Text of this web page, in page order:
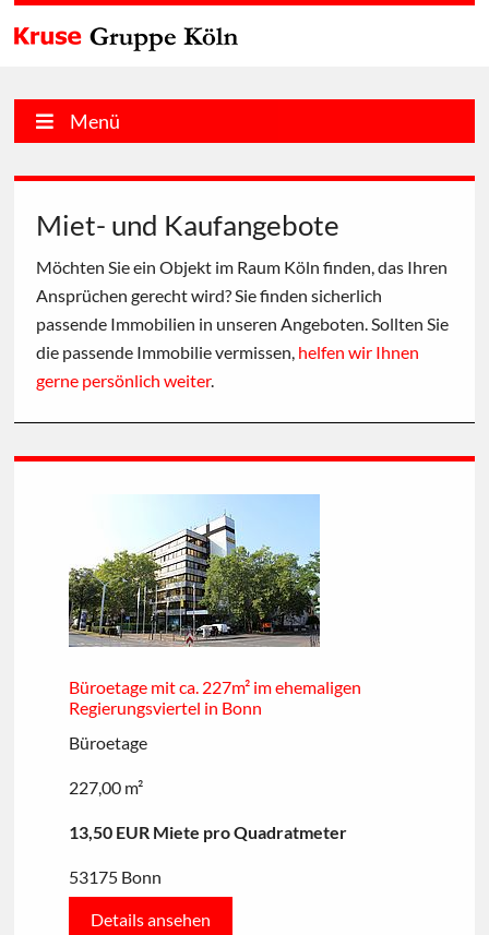
Menü
Miet- und Kaufangebote
Möchten Sie ein Objekt im Raum Köln finden, das Ihren
Ansprüchen gerecht wird? Sie finden sicherlich
passende Immobilien in unseren Angeboten. Sollten Sie
die passende Immobilie vermissen, helfen wir Ihnen
gerne persönlich weiter.
Büroetage mit ca. 227m² im ehemaligen
Regierungsviertel in Bonn
Büroetage
227,00 m²
13,50 EUR Miete pro Quadratmeter
53175 Bonn
Details ansehen